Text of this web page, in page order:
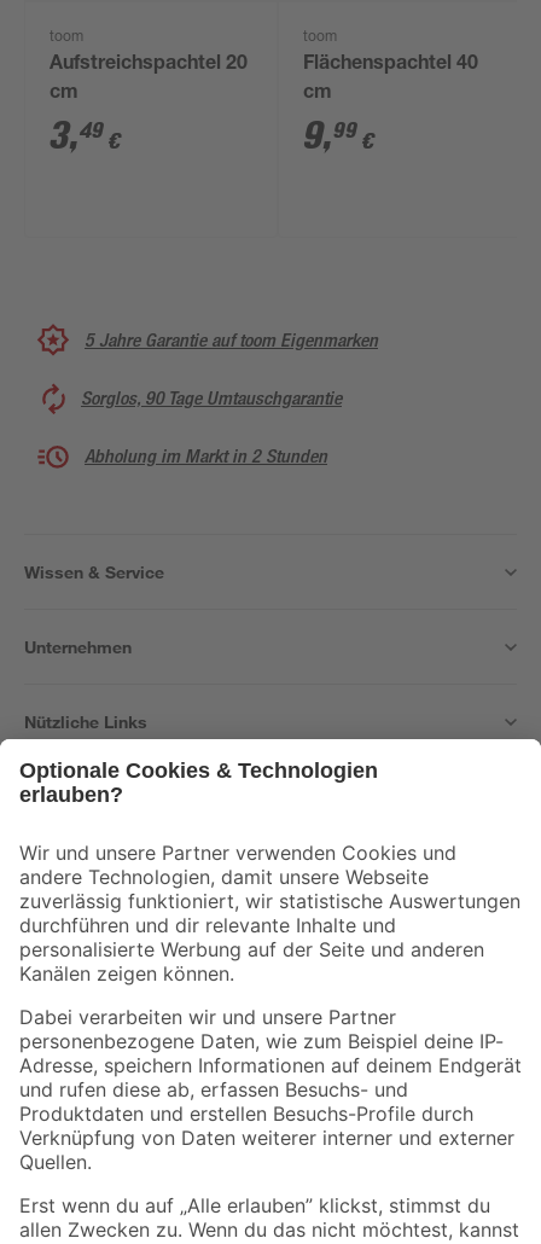
toom
Aufstreichspachtel 20
cm
3,49 €
toom
Flächenspachtel 40
cm
9,99 €
5 Jahre Garantie auf toom Eigenmarken
Sorglos, 90 Tage Umtauschgarantie
Abholung im Markt in 2 Stunden
Wissen & Service
Unternehmen
Nützliche Links
Der toom Newsletter: Keine Angebote und Aktionen mehr verpassen!
Zur Newsletter Anmeldung
Folge uns
Zahlungsarten Versandarten
Sicher einkaufen